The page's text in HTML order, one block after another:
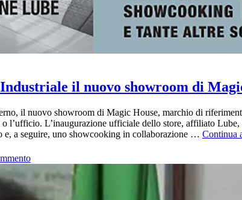
il nuovo showroom di
il nuovo showroom di Magic House, marchio di
l’ufficio. L’inaugurazione ufficiale dello store, affiliato Lube,
e, a seguire, uno showcooking in collaborazione … Continua